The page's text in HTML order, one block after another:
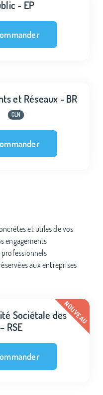
- EP
et Réseaux - BR
CLN
et utiles de vos
engagements
aux entreprises
Sociétale des
RSE